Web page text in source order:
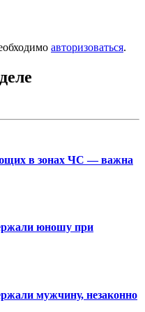
авторизоваться.
в зонах ЧС — важна
юношу при
мужчину, незаконно